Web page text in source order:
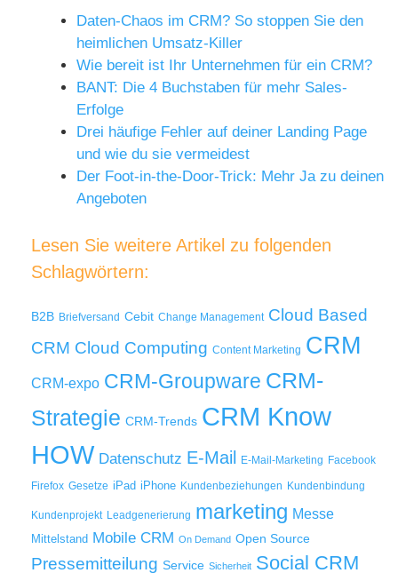
Daten-Chaos im CRM? So stoppen Sie den
heimlichen Umsatz-Killer
Wie bereit ist Ihr Unternehmen für ein CRM?
BANT: Die 4 Buchstaben für mehr Sales-
Erfolge
Drei häufige Fehler auf deiner Landing Page
und wie du sie vermeidest
Der Foot-in-the-Door-Trick: Mehr Ja zu deinen
Angeboten
Lesen Sie weitere Artikel zu folgenden
Schlagwörtern:
B2B Briefversand Cebit Change Management Cloud Based
CRM Cloud Computing Content Marketing CRM
CRM-expo CRM-Groupware CRM-
Strategie CRM-Trends CRM Know
HOW Datenschutz E-Mail E-Mail-Marketing Facebook
Firefox Gesetze iPad iPhone Kundenbeziehungen Kundenbindung
Kundenprojekt Leadgenerierung marketing Messe
Mittelstand Mobile CRM On Demand Open Source
Pressemitteilung Service Sicherheit Social CRM